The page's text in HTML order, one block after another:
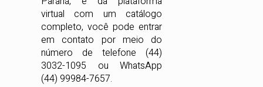
virtual com um catálogo
completo, você pode entrar
em contato por meio do
número de telefone (44)
3032-1095 ou WhatsApp
(44) 99984-7657.